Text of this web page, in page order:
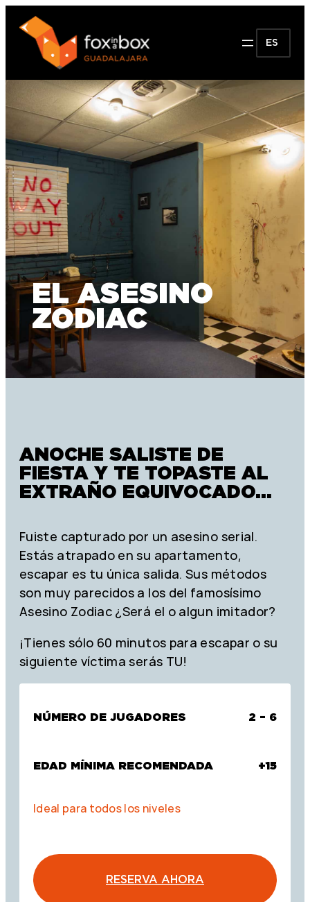
ES
EL ASESINO
ZODIAC
ANOCHE SALISTE DE
FIESTA Y TE TOPASTE AL
EXTRAÑO EQUIVOCADO…
Fuiste capturado por un asesino serial.
Estás atrapado en su apartamento,
escapar es tu única salida. Sus métodos
son muy parecidos a los del famosísimo
Asesino Zodiac ¿Será el o algun imitador?
¡Tienes sólo 60 minutos para escapar o su
siguiente víctima serás TU!
NÚMERO DE JUGADORES 2 – 6
EDAD MÍNIMA RECOMENDADA +15
Ideal para todos los niveles
RESERVA AHORA